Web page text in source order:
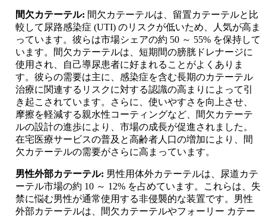
間欠カテーテル: 間欠カテーテルは、留置カテーテルと比
較して尿路感染症 (UTI) のリスクが低いため、人気が高ま
っています。彼らは市場シェアの約 50 ～ 55% を保持して
います。間欠カテーテルは、短期間の膀胱ドレナージに
使用され、自己導尿患者に好まれることがよくありま
す。彼らの需要は主に、感染症を含む長期のカテーテル
治療に関連するリスクに対する認識の高まりによって引
き起こされています。さらに、使いやすさを向上させ、
摩擦を軽減する親水性コーティングなど、間欠カテーテ
ルの設計の進歩により、市場の成長が促進されました。
在宅医療サービスの普及と高齢者人口の増加により、間
欠カテーテルの需要がさらに高まっています。
男性外部カテーテル: 男性用体外カテーテルは、尿道カテ
ーテル市場の約 10 ～ 12% を占めています。これらは、失
禁に悩む男性が通常使用する非侵襲的な装置です。男性
外部カテーテルは、間欠カテーテルやフォーリー カテー